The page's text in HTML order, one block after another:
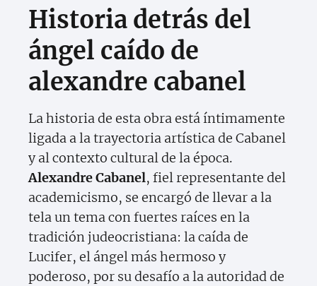
Historia detrás del
ángel caído de
alexandre cabanel
La historia de esta obra está íntimamente
ligada a la trayectoria artística de Cabanel
y al contexto cultural de la época.
Alexandre Cabanel, fiel representante del
academicismo, se encargó de llevar a la
tela un tema con fuertes raíces en la
tradición judeocristiana: la caída de
Lucifer, el ángel más hermoso y
poderoso, por su desafío a la autoridad de